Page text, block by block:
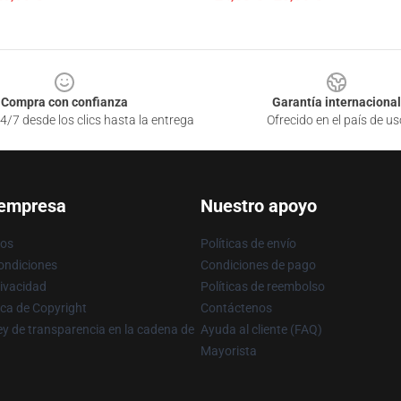
Compra con confianza
7 desde los clics hasta la entrega
Garantía internacional
Ofrecido en el país de
de Copyright
de transparencia en la cadena de
Nuestro apoyo
Políticas de envío
Condiciones de pago
Políticas de reembolso
Contáctenos
Ayuda al cliente (FAQ)
Mayorista